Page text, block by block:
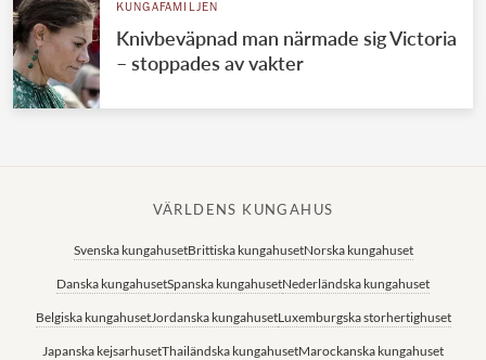
KUNGAFAMILJEN
Knivbeväpnad man närmade sig Victoria
– stoppades av vakter
VÄRLDENS KUNGAHUS
Svenska kungahusetBrittiska kungahusetNorska kungahuset
Danska kungahusetSpanska kungahusetNederländska kungahuset
Belgiska kungahusetJordanska kungahusetLuxemburgska storhertighuset
Japanska kejsarhusetThailändska kungahusetMarockanska kungahuset